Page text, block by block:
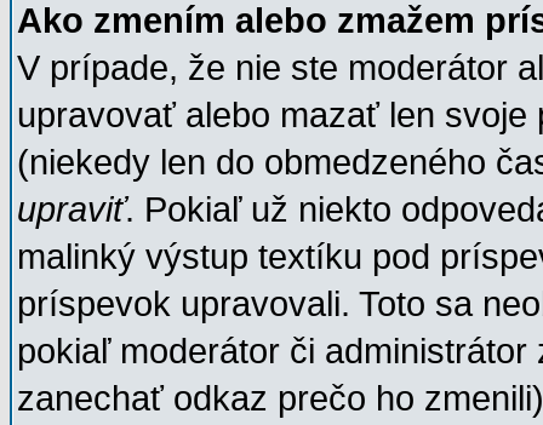
Ako zmením alebo zmažem
V prípade, že nie ste moderátor
upravovať alebo mazať len
(niekedy len do obmedzeného
upraviť. Pokiaľ už niekto
malinký výstup textíku pod
príspevok upravovali. Toto sa
pokiaľ moderátor či
zanechať odkaz prečo ho